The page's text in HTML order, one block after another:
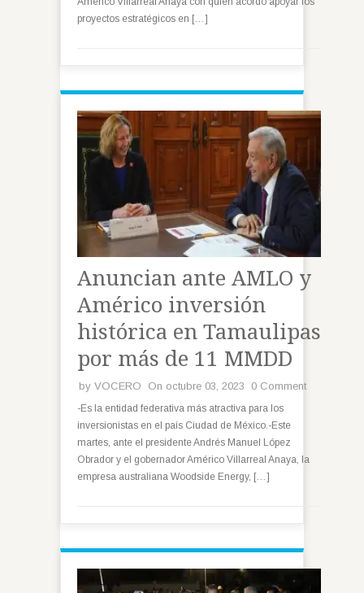
proyectos estratégicos en […]
Anuncian ante AMLO y
Américo inversión
histórica en Tamaulipas
por más de 11 MMDD
by VOCERO On octubre 03, 2023 0 Comment
-Es la entidad federativa más atractiva para los
inversionistas en el país Ciudad de México.-Este
martes, ante el presidente Andrés Manuel López
Obrador y el gobernador Américo Villarreal Anaya, la
empresa australiana Woodside Energy, […]